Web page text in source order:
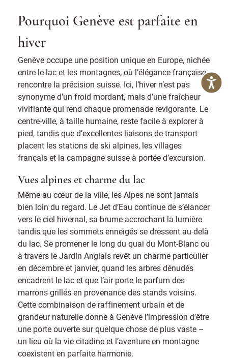
Pourquoi Genève est parfaite en
hiver
Genève occupe une position unique en Europe, nichée
entre le lac et les montagnes, où l’élégance française
rencontre la précision suisse. Ici, l’hiver n’est pas
synonyme d’un froid mordant, mais d’une fraîcheur
vivifiante qui rend chaque promenade revigorante. Le
centre-ville, à taille humaine, reste facile à explorer à
pied, tandis que d’excellentes liaisons de transport
placent les stations de ski alpines, les villages
français et la campagne suisse à portée d’excursion.
Vues alpines et charme du lac
Même au cœur de la ville, les Alpes ne sont jamais
bien loin du regard. Le Jet d’Eau continue de s’élancer
vers le ciel hivernal, sa brume accrochant la lumière
tandis que les sommets enneigés se dressent au-delà
du lac. Se promener le long du quai du Mont-Blanc ou
à travers le Jardin Anglais revêt un charme particulier
en décembre et janvier, quand les arbres dénudés
encadrent le lac et que l’air porte le parfum des
marrons grillés en provenance des stands voisins.
Cette combinaison de raffinement urbain et de
grandeur naturelle donne à Genève l’impression d’être
une porte ouverte sur quelque chose de plus vaste –
un lieu où la vie citadine et l’aventure en montagne
coexistent en parfaite harmonie.